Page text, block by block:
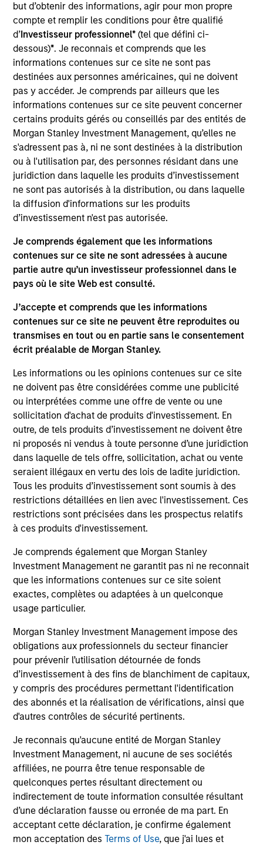
but d’obtenir des informations, agir pour mon propre
compte et remplir les conditions pour être qualifié
d’Investisseur professionnel*(tel que défini ci-
dessous)*. Je reconnais et comprends que les
informations contenues sur ce site ne sont pas
destinées aux personnes américaines, qui ne doivent
pas y accéder. Je comprends par ailleurs que les
informations contenues sur ce site peuvent concerner
certains produits gérés ou conseillés par des entités de
Morgan Stanley Investment Management, qu’elles ne
s'adressent pas à, ni ne sont destinées à la distribution
ou à l'utilisation par, des personnes résidant dans une
juridiction dans laquelle les produits d’investissement
ne sont pas autorisés à la distribution, ou dans laquelle
la diffusion d'informations sur les produits
d’investissement n'est pas autorisée.
Je comprends également que les informations
contenues sur ce site ne sont adressées à aucune
partie autre qu’un investisseur professionnel dans le
pays où le site Web est consulté.
J’accepte et comprends que les informations
contenues sur ce site ne peuvent être reproduites ou
transmises en tout ou en partie sans le consentement
écrit préalable de Morgan Stanley.
Les informations ou les opinions contenues sur ce site
ne doivent pas être considérées comme une publicité
ou interprétées comme une offre de vente ou une
sollicitation d'achat de produits d'investissement. En
outre, de tels produits d’investissement ne doivent être
ni proposés ni vendus à toute personne d’une juridiction
dans laquelle de tels offre, sollicitation, achat ou vente
seraient illégaux en vertu des lois de ladite juridiction.
Tous les produits d’investissement sont soumis à des
restrictions détaillées en lien avec l'investissement. Ces
restrictions sont précisées dans les prospectus relatifs
à ces produits d'investissement.
Je comprends également que Morgan Stanley
Investment Management ne garantit pas ni ne reconnait
que les informations contenues sur ce site soient
exactes, complètes ou adaptées à un quelconque
usage particulier.
Morgan Stanley Investment Management impose des
obligations aux professionnels du secteur financier
pour prévenir l’utilisation détournée de fonds
d’investissement à des fins de blanchiment de capitaux,
y compris des procédures permettant l'identification
des abonnés et la réalisation de vérifications, ainsi que
d'autres contrôles de sécurité pertinents.
Je reconnais qu'aucune entité de Morgan Stanley
Investment Management, ni aucune de ses sociétés
affiliées, ne pourra être tenue responsable de
quelconques pertes résultant directement ou
indirectement de toute information consultée résultant
d’une déclaration fausse ou erronée de ma part. En
acceptant cette déclaration, je confirme également
mon acceptation desTerms of Use, que j'ai lues et
*Devise de référence du fonds
Ce document contient des informations relatives aux
compartiments de Morgan Stanley Investment Funds,
société d’investissement à capital variable domiciliée au
Luxembourg. (la « Société »), enregistrée au Grand-Duché
de Luxembourg en tant qu’organisme de placement
collectif conformément à la Partie 1 de la Loi du 17
décembre 2010, telle que modifiée. La Société est un
Organisme de Placement Collectif en Valeurs Mobilières
(« OPCVM »).
Les demandes de souscription dans des parts du Fonds ne
doivent pas être effectuées sans consultation préalable
du prospectus actuel et du Document d’Informations Clés
(« DIC ») ou du Document d’Informations Clés pour
l’Investisseur (« DICI »), documents disponibles en anglais
et dans la langue officielle de votre juridiction à
https://www.morganstanley.com/im/msinvf/index.html
ou gratuitement au siège social de Morgan Stanley
Investment Funds, European Bank and Business Centre,
6B route de Trèves, L-2633 Senningerberg, R.C.S.
Luxembourg B 29 192.
Les informations relatives aux aspects du Fonds en lien
avec le développement durable et la synthèse des droits
susmentionné.
En outre, tous les investisseurs italiens devraient se
référer au « Formulaire de demande étendue », et tous les
investisseurs de Hong Kong devraient se reporter à la
investisseurs de Hong Kong » du Prospectus. Des copies
du Prospectus, du KID ou DICI, des Statuts et des rapports
annuels et semestriels, en allemand, ainsi que des
informations complémentaires peuvent être obtenues
gratuitement auprès du représentant en Suisse. Le
représentant en Suisse est Carnegie Fund Services SA, 11,
rue du Général-Dufour, 1204 Genève. L’agent payeur en
Suisse est la Banque Cantonale de Genève, 17, quai de
l’Ile, 1204 Genève.
Si la société de gestion du Fonds concerné décide de
mettre fin à l’accord de commercialisation dans tout pays
de l’EEE où ce Fonds est enregistré à la vente, elle le fera
conformément aux règles UCITS.
et définitions relatifs au fonds.
Les données de performance sont calculées de VL à VL,
nettes de frais et ne tiennent pas compte des commissions,
des coûts d’émission ou de rachat des parts. La source de
toutes les données sur les performances et les indices est
Ltd »).
La valeur des investissements et les revenus qui en
découlent peuvent baisser ou augmenter et un investisseur
peut ne pas récupérer le montant investi.
Les données de performance des fonds présentant un
historique inférieur à un an ne sont pas mentionnées. Les
performances sont exprimées nettes de frais. Les données
annualisées. Le cas échéant, les performances d’autres
classes d’actions sont susceptibles de varier. Les
investisseurs doivent examiner attentivement les objectifs
d’investissement, les risques, les charges et les frais
associés au fonds avant de prendre une décision
d’investissement.
Le recours à l'effet de levier augmente les risques, de sorte
qu'une variation relativement faible de la valeur d'un
investissement peut entraîner une variation